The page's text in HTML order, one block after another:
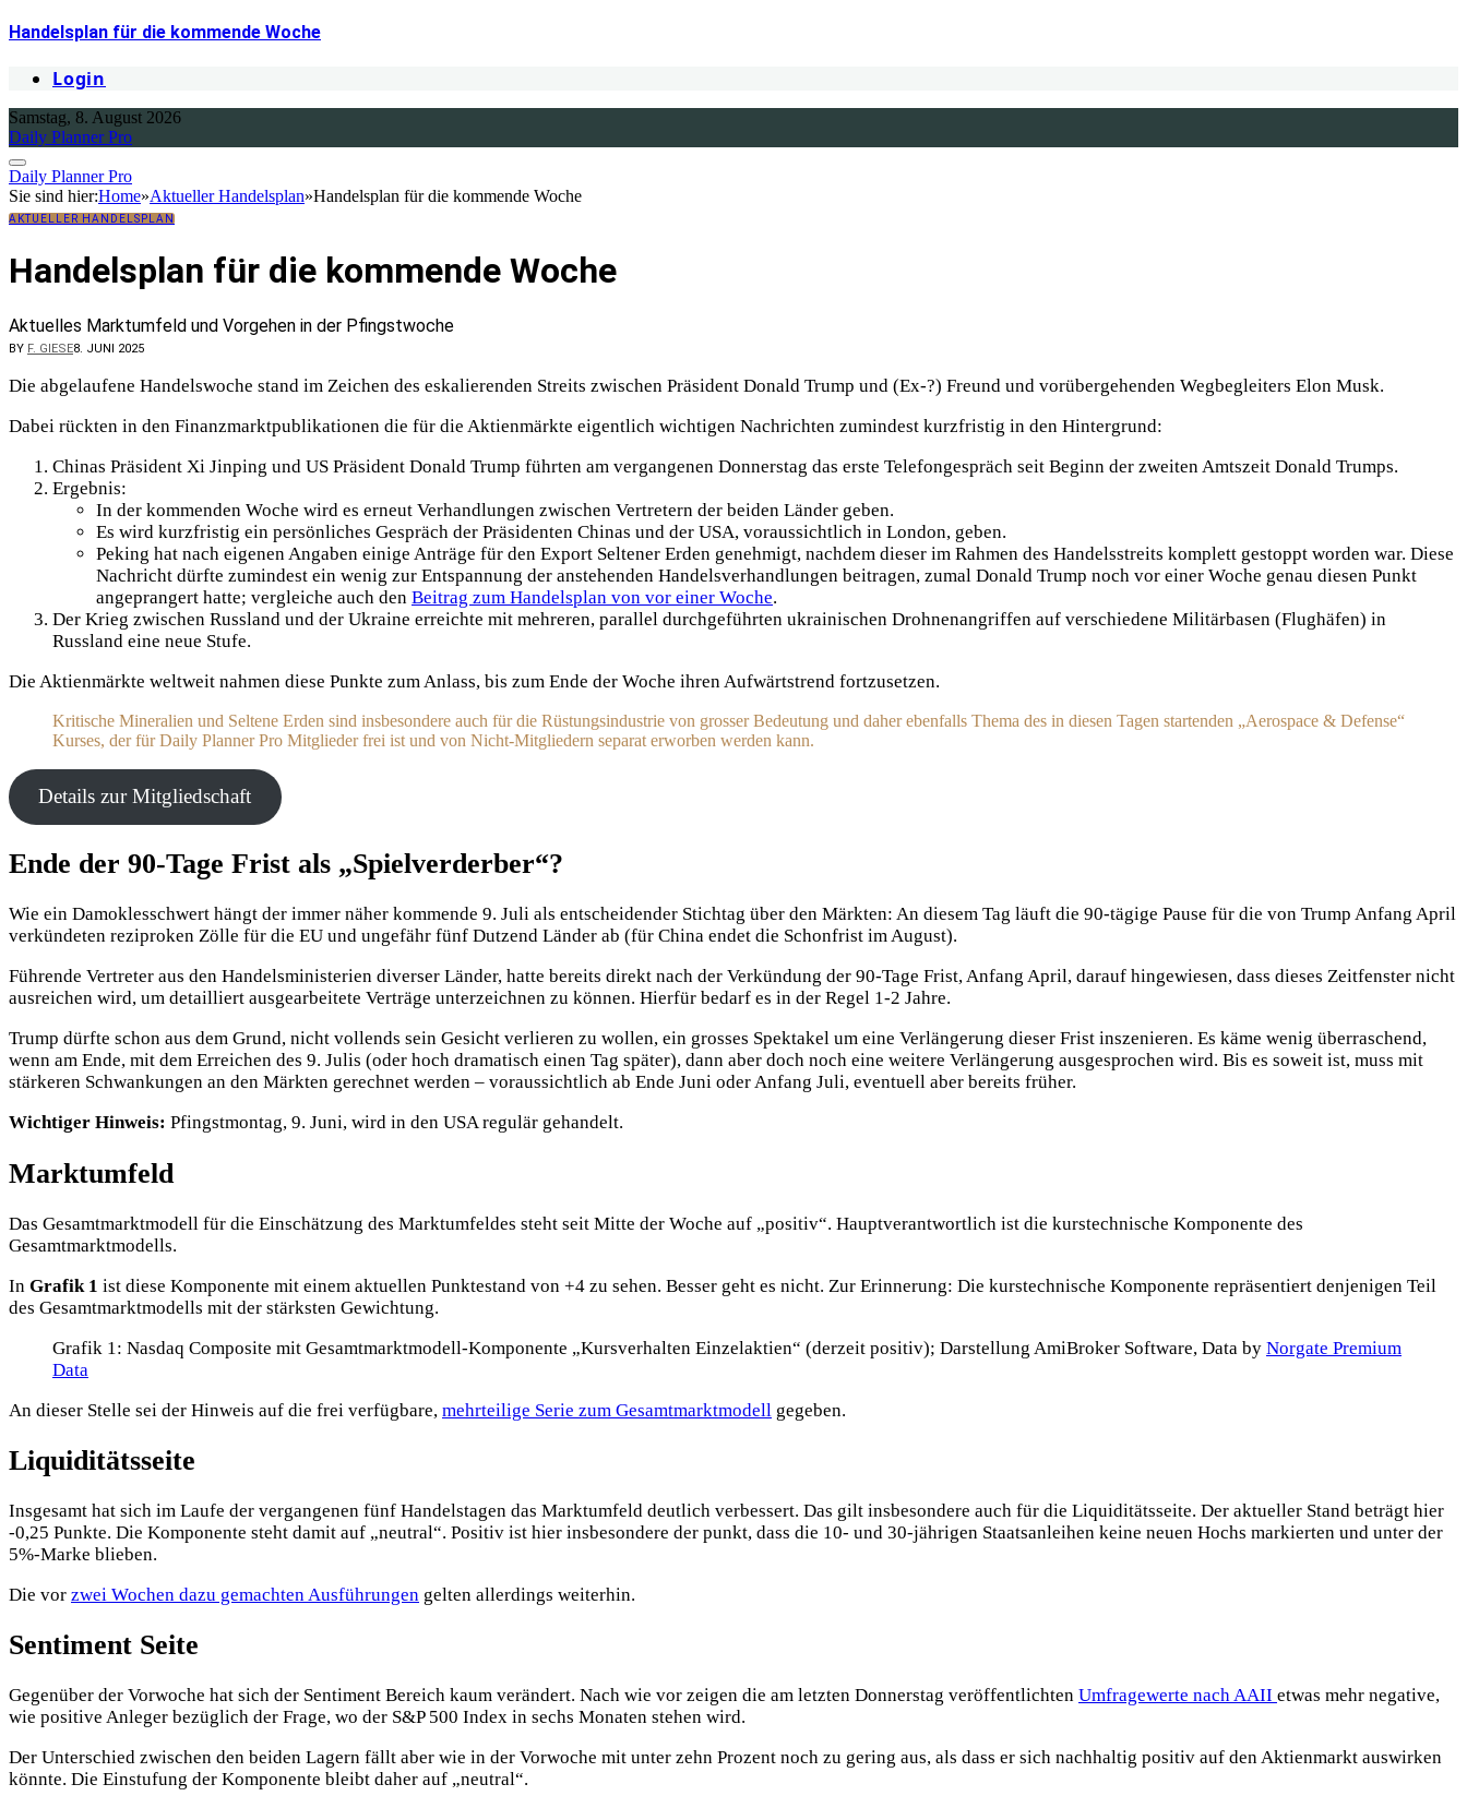
Handelsplan für die kommende Woche
Login
Samstag, 8. August 2026
Daily Planner Pro
Daily Planner Pro
Sie sind hier:Home»Aktueller Handelsplan»Handelsplan für die kommende Woche
AKTUELLER HANDELSPLAN
Handelsplan für die kommende Woche
Aktuelles Marktumfeld und Vorgehen in der Pfingstwoche
BY F. GIESE8. JUNI 2025
Die abgelaufene Handelswoche stand im Zeichen des eskalierenden Streits zwischen Präsident Donald Trump und (Ex-?) Freund und vorübergehenden Wegbegleiters Elon Musk.
Dabei rückten in den Finanzmarktpublikationen die für die Aktienmärkte eigentlich wichtigen Nachrichten zumindest kurzfristig in den Hintergrund:
Chinas Präsident Xi Jinping und US Präsident Donald Trump führten am vergangenen Donnerstag das erste Telefongespräch seit Beginn der zweiten Amtszeit Donald Trumps.
Ergebnis:
In der kommenden Woche wird es erneut Verhandlungen zwischen Vertretern der beiden Länder geben.
Es wird kurzfristig ein persönliches Gespräch der Präsidenten Chinas und der USA, voraussichtlich in London, geben.
Peking hat nach eigenen Angaben einige Anträge für den Export Seltener Erden genehmigt, nachdem dieser im Rahmen des Handelsstreits komplett gestoppt worden war. Diese
Nachricht dürfte zumindest ein wenig zur Entspannung der anstehenden Handelsverhandlungen beitragen, zumal Donald Trump noch vor einer Woche genau diesen Punkt
angeprangert hatte; vergleiche auch den Beitrag zum Handelsplan von vor einer Woche.
Der Krieg zwischen Russland und der Ukraine erreichte mit mehreren, parallel durchgeführten ukrainischen Drohnenangriffen auf verschiedene Militärbasen (Flughäfen) in
Russland eine neue Stufe.
Die Aktienmärkte weltweit nahmen diese Punkte zum Anlass, bis zum Ende der Woche ihren Aufwärtstrend fortzusetzen.
Kritische Mineralien und Seltene Erden sind insbesondere auch für die Rüstungsindustrie von grosser Bedeutung und daher ebenfalls Thema des in diesen Tagen startenden „Aerospace & Defense“
Kurses, der für Daily Planner Pro Mitglieder frei ist und von Nicht-Mitgliedern separat erworben werden kann.
Details zur Mitgliedschaft
Ende der 90-Tage Frist als „Spielverderber“?
Wie ein Damoklesschwert hängt der immer näher kommende 9. Juli als entscheidender Stichtag über den Märkten: An diesem Tag läuft die 90-tägige Pause für die von Trump Anfang April
verkündeten reziproken Zölle für die EU und ungefähr fünf Dutzend Länder ab (für China endet die Schonfrist im August).
Führende Vertreter aus den Handelsministerien diverser Länder, hatte bereits direkt nach der Verkündung der 90-Tage Frist, Anfang April, darauf hingewiesen, dass dieses Zeitfenster nicht
ausreichen wird, um detailliert ausgearbeitete Verträge unterzeichnen zu können. Hierfür bedarf es in der Regel 1-2 Jahre.
Trump dürfte schon aus dem Grund, nicht vollends sein Gesicht verlieren zu wollen, ein grosses Spektakel um eine Verlängerung dieser Frist inszenieren. Es käme wenig überraschend,
wenn am Ende, mit dem Erreichen des 9. Julis (oder hoch dramatisch einen Tag später), dann aber doch noch eine weitere Verlängerung ausgesprochen wird. Bis es soweit ist, muss mit
stärkeren Schwankungen an den Märkten gerechnet werden – voraussichtlich ab Ende Juni oder Anfang Juli, eventuell aber bereits früher.
Wichtiger Hinweis: Pfingstmontag, 9. Juni, wird in den USA regulär gehandelt.
Marktumfeld
Das Gesamtmarktmodell für die Einschätzung des Marktumfeldes steht seit Mitte der Woche auf „positiv“. Hauptverantwortlich ist die kurstechnische Komponente des
Gesamtmarktmodells.
In Grafik 1 ist diese Komponente mit einem aktuellen Punktestand von +4 zu sehen. Besser geht es nicht. Zur Erinnerung: Die kurstechnische Komponente repräsentiert denjenigen Teil
des Gesamtmarktmodells mit der stärksten Gewichtung.
Grafik 1: Nasdaq Composite mit Gesamtmarktmodell-Komponente „Kursverhalten Einzelaktien“ (derzeit positiv); Darstellung AmiBroker Software, Data by Norgate Premium
Data
An dieser Stelle sei der Hinweis auf die frei verfügbare, mehrteilige Serie zum Gesamtmarktmodell gegeben.
Liquiditätsseite
Insgesamt hat sich im Laufe der vergangenen fünf Handelstagen das Marktumfeld deutlich verbessert. Das gilt insbesondere auch für die Liquiditätsseite. Der aktueller Stand beträgt hier
-0,25 Punkte. Die Komponente steht damit auf „neutral“. Positiv ist hier insbesondere der punkt, dass die 10- und 30-jährigen Staatsanleihen keine neuen Hochs markierten und unter der
5%-Marke blieben.
Die vor zwei Wochen dazu gemachten Ausführungen gelten allerdings weiterhin.
Sentiment Seite
Gegenüber der Vorwoche hat sich der Sentiment Bereich kaum verändert. Nach wie vor zeigen die am letzten Donnerstag veröffentlichten Umfragewerte nach AAII etwas mehr negative,
wie positive Anleger bezüglich der Frage, wo der S&P 500 Index in sechs Monaten stehen wird.
Der Unterschied zwischen den beiden Lagern fällt aber wie in der Vorwoche mit unter zehn Prozent noch zu gering aus, als dass er sich nachhaltig positiv auf den Aktienmarkt auswirken
könnte. Die Einstufung der Komponente bleibt daher auf „neutral“.